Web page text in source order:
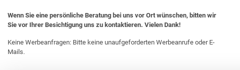
Wenn Sie eine persönliche Beratung bei uns vor Ort wünschen, bitten wir
Sie vor Ihrer Besichtigung uns zu kontaktieren. Vielen Dank!
Keine Werbeanfragen: Bitte keine unaufgeforderten Werbeanrufe oder E-
Mails.